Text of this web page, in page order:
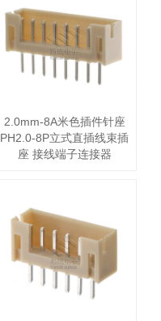
2.0mm-8A米色插件针座
PH2.0-8P立式直插线束插
座 接线端子连接器